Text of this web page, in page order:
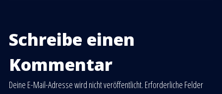
Schreibe einen
Kommentar
Deine E-Mail-Adresse wird nicht veröffentlicht. Erforderliche Felder